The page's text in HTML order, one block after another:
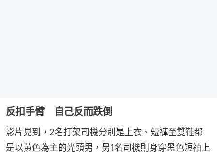
反扣手臂 自己反而跌倒
影片見到，2名打架司機分別是上衣、短褲至雙鞋都
是以黃色為主的光頭男，另1名司機則身穿黑色短袖上